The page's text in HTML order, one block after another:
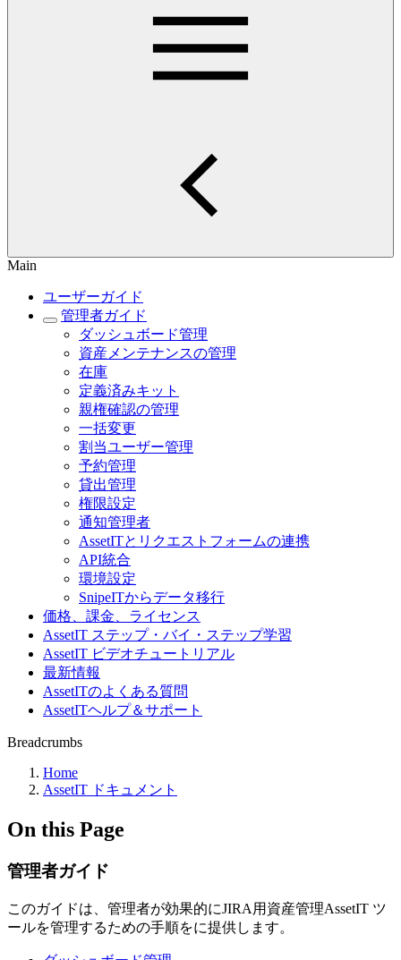
Main
ユーザーガイド
管理者ガイド
ダッシュボード管理
資産メンテナンスの管理
在庫
定義済みキット
親権確認の管理
一括変更
割当ユーザー管理
予約管理
貸出管理
権限設定
通知管理者
AssetITとリクエストフォームの連携
API統合
環境設定
SnipeITからデータ移行
価格、課金、ライセンス
AssetIT ステップ・バイ・ステップ学習
AssetIT ビデオチュートリアル
最新情報
AssetITのよくある質問
AssetITヘルプ＆サポート
Breadcrumbs
Home
AssetIT ドキュメント
On this Page
管理者ガイド
このガイドは、管理者が効果的にJIRA用資産管理AssetIT ツ
ールを管理するための手順をに提供します。